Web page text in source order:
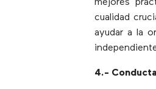
mejores
cualidad
ayudar a la
4.-